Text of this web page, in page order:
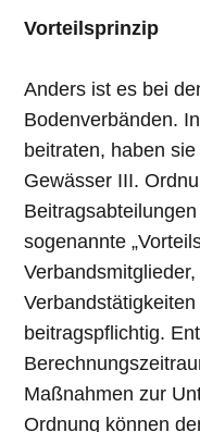
Vorteilsprinzip
Anders ist es bei
Bodenverbänden.
beitraten, haben
Gewässer III.
sogenannte
beitragspflichtig.
Maßnahmen zur
Ordnung können